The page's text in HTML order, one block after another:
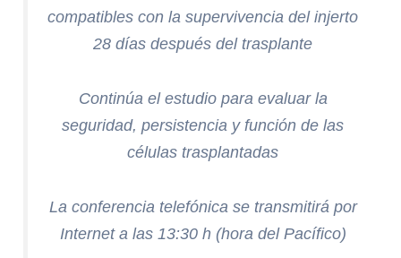
compatibles con la supervivencia del injerto
28 días después del trasplante
Continúa el estudio para evaluar la
seguridad, persistencia y función de las
células trasplantadas
La conferencia telefónica se transmitirá por
Internet a las 13:30 h (hora del Pacífico)